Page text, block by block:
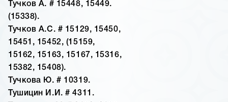
Тучков А. # 15448, 15449.
(15338).
Тучков А.С. # 15129, 15450,
15451, 15452, (15159,
15162, 15163, 15167, 15316,
15382, 15408).
Тучкова Ю. # 10319.
Тушицин И.И. # 4311.